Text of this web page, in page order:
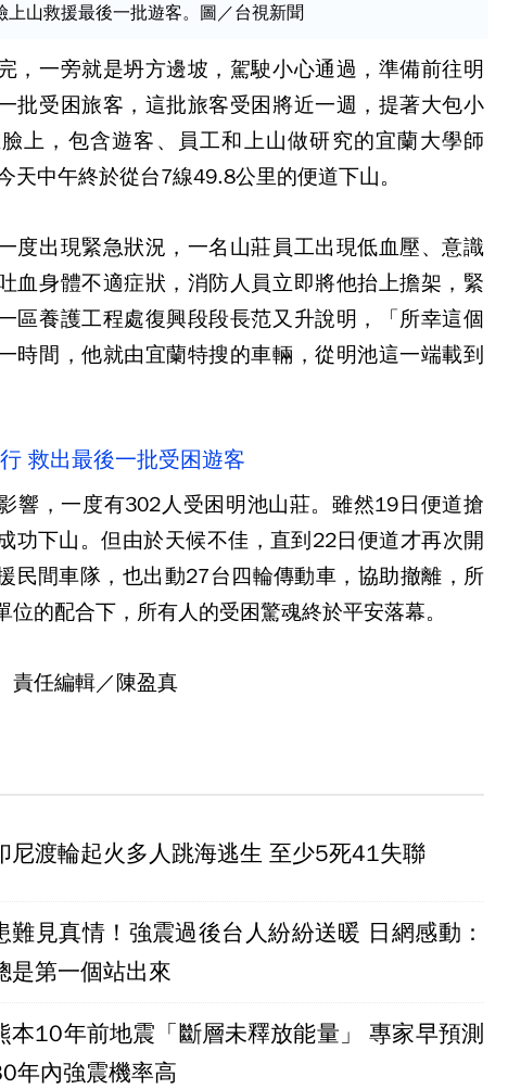
上山救援最後一批遊客。圖／台視新聞
，一旁就是坍方邊坡，駕駛小心通過，準備前往明
批受困旅客，這批旅客受困將近一週，提著大包小
上，包含遊客、員工和上山做研究的宜蘭大學師
天中午終於從台7線49.8公里的便道下山。
度出現緊急狀況，一名山莊員工出現低血壓、意識
血身體不適症狀，消防人員立即將他抬上擔架，緊
區養護工程處復興段段長范又升說明，「所幸這個
時間，他就由宜蘭特搜的車輛，從明池這一端載到
救出最後一批受困遊客
響，一度有302人受困明池山莊。雖然19日便道搶
功下山。但由於天候不佳，直到22日便道才再次開
民間車隊，也出動27台四輪傳動車，協助撤離，所
位的配合下，所有人的受困驚魂終於平安落幕。
任編輯／陳盈真
尼渡輪起火多人跳海逃生 至少5死41失聯
難見真情！強震過後台人紛紛送暖 日網感動：
是第一個站出來
本10年前地震「斷層未釋放能量」 專家早預測
年內強震機率高